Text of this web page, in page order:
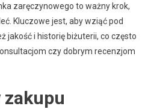
zaręczynowego to ważny krok,
Kluczowe jest, aby wziąć pod
jakość i historię biżuterii, co często
czy dobrym recenzjom
zakupu